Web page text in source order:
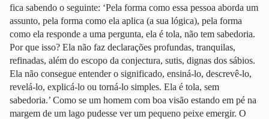
fica sabendo o seguinte: ‘Pela forma como essa pessoa aborda um
assunto, pela forma como ela aplica (a sua lógica), pela forma
como ela responde a uma pergunta, ela é tola, não tem sabedoria.
Por que isso? Ela não faz declarações profundas, tranquilas,
refinadas, além do escopo da conjectura, sutis, dignas dos sábios.
Ela não consegue entender o significado, ensiná-lo, descrevê-lo,
revelá-lo, explicá-lo ou torná-lo simples. Ela é tola, sem
sabedoria.’ Como se um homem com boa visão estando em pé na
margem de um lago pudesse ver um pequeno peixe emergir. O